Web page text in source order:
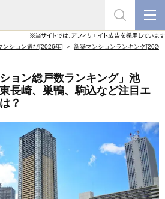
ンション選び[2026年] 新築マンションランキング[2026
ョン総戸数ランキング」池
長崎、巣鴨、駒込など注目エ
？